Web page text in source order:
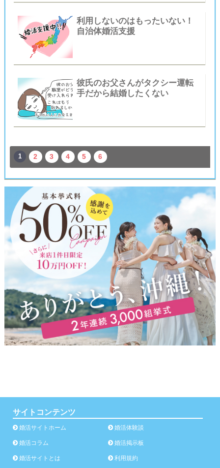
利用しないのはもったいない！
自治体婚活支援
彼氏のお父さんがタクシー運転
手だから結婚したくない
1 2 3 4 5 6
サイトコンテンツ
婚活サイトホーム 婚活体験談
婚活コラム 婚活掲示板
婚活サイトとは 利用規約